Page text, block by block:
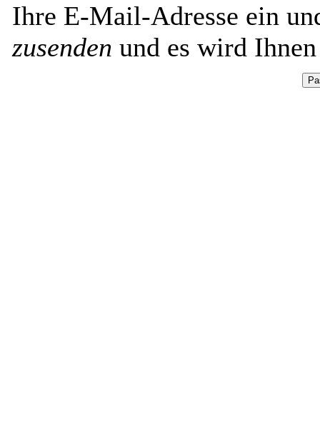
Ihre E-Mail-Adresse ein
zusenden und es wird